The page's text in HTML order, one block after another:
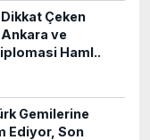
Dikkat Çeken
ve
Haml..
Gemilerine
Ediyor, Son